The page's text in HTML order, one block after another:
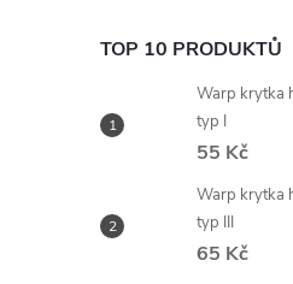
TOP 10 PRODUKTŮ
Warp krytka
typ I
55 Kč
Warp krytka
typ III
65 Kč